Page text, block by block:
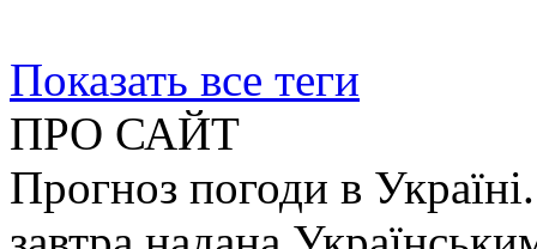
Показать все теги
ПРО САЙТ
Прогноз погоди в